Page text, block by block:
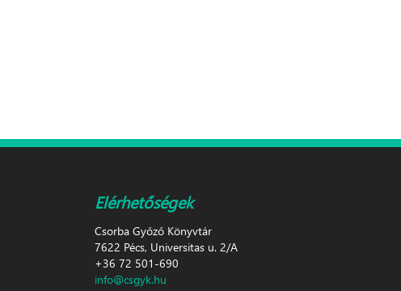
Elérhetőségek
Csorba Győző Könyvtár
7622 Pécs, Universitas u. 2/A
+36 72 501-690
info@csgyk.hu